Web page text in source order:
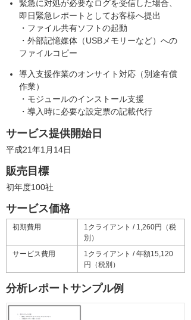
緊急に対処が必要なログを受信した場合、
即日緊急レポートとしてお客様へ提出
・ファイル共有ソフトの起動
・外部記憶媒体（USBメモリーなど）への
ファイルコピー
導入支援作業のオンサイト対応（別途有償
作業）
・モジュールのインストール支援
・導入時に必要な設定票の記載代行
サービス提供開始日
平成21年1月14日
販売目標
初年度100社
サービス価格
初期費用
1クライアント / 1,260円（税
別）
サービス費用
1クライアント / 年額15,120
円（税別）
分析レポートサンプル例